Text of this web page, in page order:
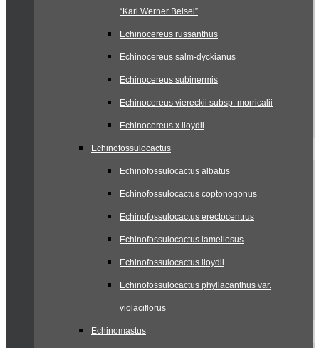
“Karl Werner Beisel”
Echinocereus russanthus
Echinocereus salm-dyckianus
Echinocereus subinermis
Echinocereus viereckii subsp. morricalii
Echinocereus x lloydii
Echinofossulocactus
Echinofossulocactus albatus
Echinofossulocactus coptonogonus
Echinofossulocactus erectocentrus
Echinofossulocactus lamellosus
Echinofossulocactus lloydii
Echinofossulocactus phyllacanthus var.
violaciflorus
Echinomastus